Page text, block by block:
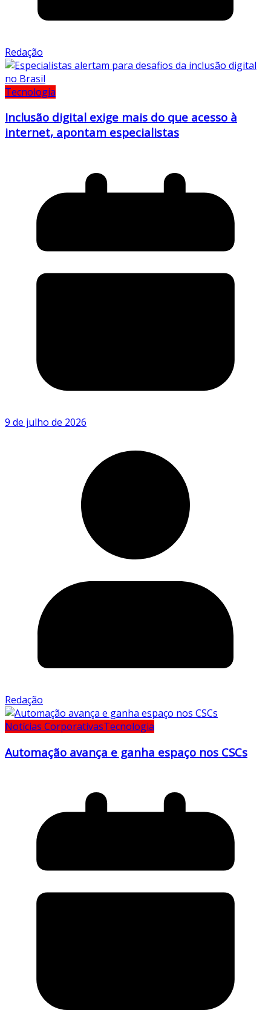
Redação
Tecnologia
Inclusão digital exige mais do que acesso à
internet, apontam especialistas
9 de julho de 2026
Redação
Notícias CorporativasTecnologia
Automação avança e ganha espaço nos CSCs